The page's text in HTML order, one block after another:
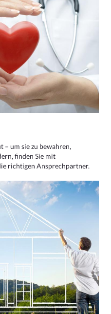
– um sie zu bewahren,
finden Sie mit
richtigen Ansprechpartner.